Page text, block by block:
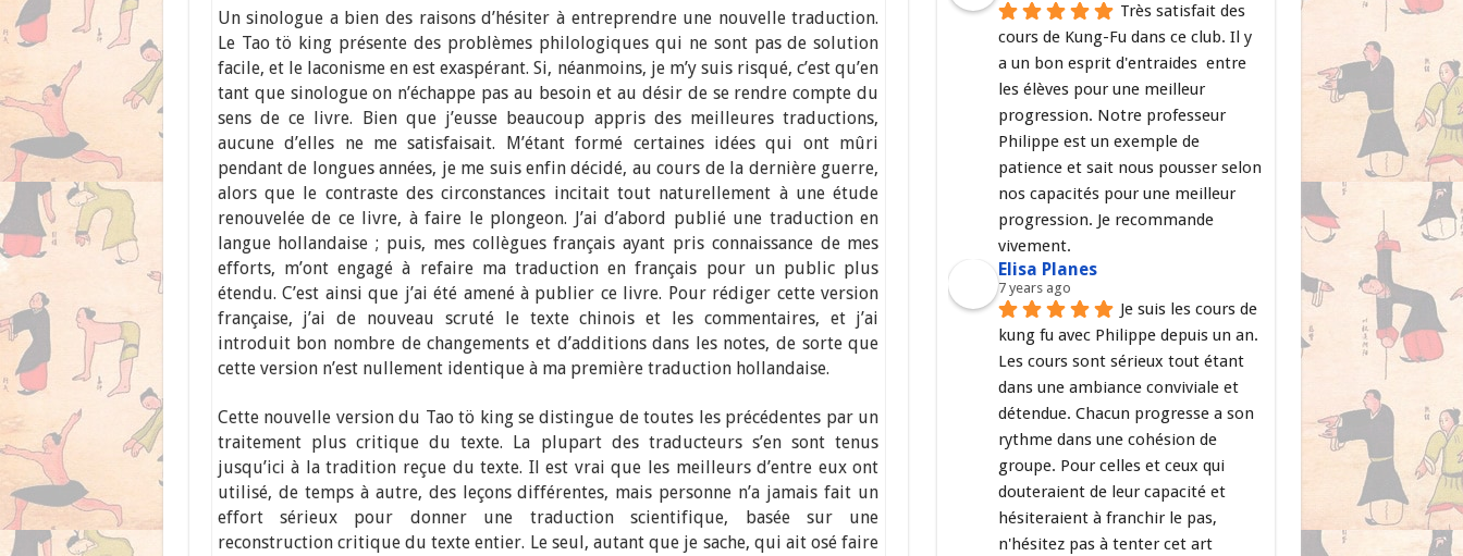
Un sinologue a bien des raisons d’hésiter à entreprendre une nouvelle traduction.
Le Tao tö king présente des problèmes philologiques qui ne sont pas de solution
facile, et le laconisme en est exaspérant. Si, néanmoins, je m’y suis risqué, c’est qu’en
tant que sinologue on n’échappe pas au besoin et au désir de se rendre compte du
sens de ce livre. Bien que j’eusse beaucoup appris des meilleures traductions,
aucune d’elles ne me satisfaisait. M’étant formé certaines idées qui ont mûri
pendant de longues années, je me suis enfin décidé, au cours de la dernière guerre,
alors que le contraste des circonstances incitait tout naturellement à une étude
renouvelée de ce livre, à faire le plongeon. J’ai d’abord publié une traduction en
langue hollandaise ; puis, mes collègues français ayant pris connaissance de mes
efforts, m’ont engagé à refaire ma traduction en français pour un public plus
étendu. C’est ainsi que j’ai été amené à publier ce livre. Pour rédiger cette version
française, j’ai de nouveau scruté le texte chinois et les commentaires, et j’ai
introduit bon nombre de changements et d’additions dans les notes, de sorte que
cette version n’est nullement identique à ma première traduction hollandaise.
Cette nouvelle version du Tao tö king se distingue de toutes les précédentes par un
traitement plus critique du texte. La plupart des traducteurs s’en sont tenus
jusqu’ici à la tradition reçue du texte. Il est vrai que les meilleurs d’entre eux ont
utilisé, de temps à autre, des leçons différentes, mais personne n’a jamais fait un
effort sérieux pour donner une traduction scientifique, basée sur une
reconstruction critique du texte entier. Le seul, autant que je sache, qui ait osé faire
Très satisfait des
cours de Kung-Fu dans ce club. Il y
a un bon esprit d'entraides  entre
les élèves pour une meilleur
progression. Notre professeur
Philippe est un exemple de
patience et sait nous pousser selon
nos capacités pour une meilleur
progression. Je recommande
vivement.
Elisa Planes
7 years ago
Je suis les cours de
kung fu avec Philippe depuis un an.
Les cours sont sérieux tout étant
dans une ambiance conviviale et
détendue. Chacun progresse a son
rythme dans une cohésion de
groupe. Pour celles et ceux qui
douteraient de leur capacité et
hésiteraient à franchir le pas,
n'hésitez pas à tenter cet art